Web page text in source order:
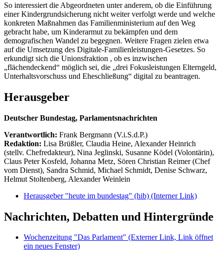
So interessiert die Abgeordneten unter anderem, ob die Einführung
einer Kindergrundsicherung nicht weiter verfolgt werde und welche
konkreten Maßnahmen das Familienministerium auf den Weg
gebracht habe, um Kinderarmut zu bekämpfen und dem
demografischen Wandel zu begegnen. Weitere Fragen zielen etwa
auf die Umsetzung des Digitale-Familienleistungen-Gesetzes. So
erkundigt sich die Unionsfraktion , ob es inzwischen
„flächendeckend“ möglich sei, die „drei Fokusleistungen Elterngeld,
Unterhaltsvorschuss und Eheschließung“ digital zu beantragen.
Herausgeber
Deutscher Bundestag, Parlamentsnachrichten
Verantwortlich: Frank Bergmann (V.i.S.d.P.)
Redaktion: Lisa Brüßler, Claudia Heine, Alexander Heinrich
(stellv. Chefredakteur), Nina Jeglinski, Susanne Ködel (Volontärin),
Claus Peter Kosfeld, Johanna Metz, Sören Christian Reimer (Chef
vom Dienst), Sandra Schmid, Michael Schmidt, Denise Schwarz,
Helmut Stoltenberg, Alexander Weinlein
Herausgeber "heute im bundestag" (hib) (Interner Link)
Nachrichten, Debatten und Hintergründe
Wochenzeitung "Das Parlament" (Externer Link, Link öffnet
ein neues Fenster)